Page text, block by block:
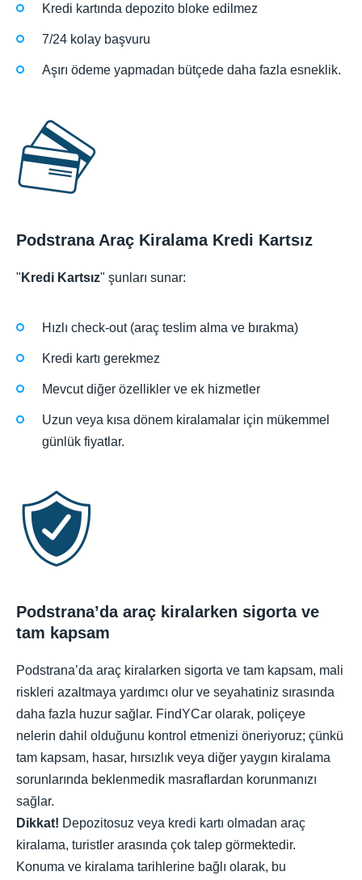
Kredi kartında depozito bloke edilmez
7/24 kolay başvuru
Aşırı ödeme yapmadan bütçede daha fazla esneklik.
Podstrana Araç Kiralama Kredi Kartsız
" Kredi Kartsız" şunları sunar:
Hızlı check-out (araç teslim alma ve bırakma)
Kredi kartı gerekmez
Mevcut diğer özellikler ve ek hizmetler
Uzun veya kısa dönem kiralamalar için mükemmel
günlük fiyatlar.
Podstrana’da araç kiralarken sigorta ve
tam kapsam
Podstrana’da araç kiralarken sigorta ve tam kapsam, mali
riskleri azaltmaya yardımcı olur ve seyahatiniz sırasında
daha fazla huzur sağlar. FindYCar olarak, poliçeye
nelerin dahil olduğunu kontrol etmenizi öneriyoruz; çünkü
tam kapsam, hasar, hırsızlık veya diğer yaygın kiralama
sorunlarında beklenmedik masraflardan korunmanızı
sağlar.
Dikkat! Depozitosuz veya kredi kartı olmadan araç
kiralama, turistler arasında çok talep görmektedir.
Konuma ve kiralama tarihlerine bağlı olarak, bu